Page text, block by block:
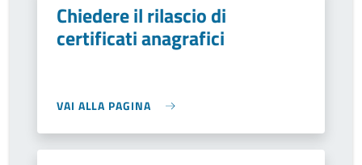
Chiedere il rilascio di
certificati anagrafici
VAI ALLA PAGINA